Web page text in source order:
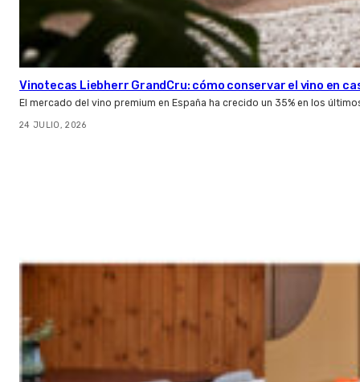
Vinotecas Liebherr GrandCru: cómo conservar el vino en
El mercado del vino premium en España ha crecido un 35% en los
24 JULIO, 2026